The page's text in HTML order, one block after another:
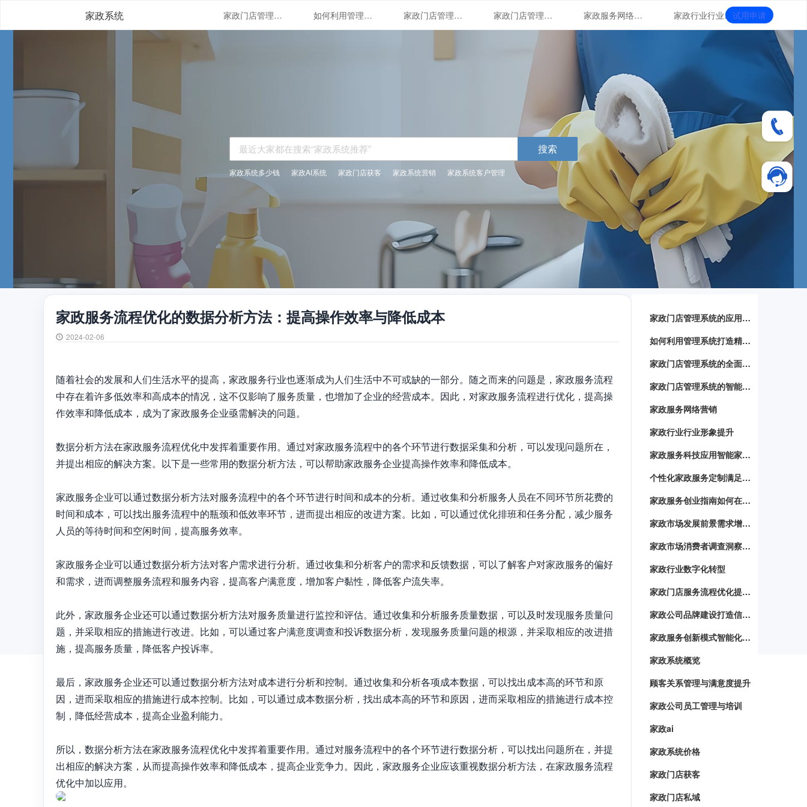
家政系统 家政门店管理系统的应用与优势 如何利用管理系统打造精细化家政服务 家政门店管理系统的全面解析 家政门店管理系统的智能化运用 家政服务网络营销 家政行业行业形象提升 试用申请
搜索
家政系统多少钱 家政AI系统 家政门店获客 家政系统营销 家政系统客户管理
家政服务流程优化的数据分析方法：提高操作效率与降低成本
2024-02-06
随着社会的发展和人们生活水平的提高，家政服务行业也逐渐成为人们生活中不可或缺的一部分。随之而来的问题是，家政服务流程
中存在着许多低效率和高成本的情况，这不仅影响了服务质量，也增加了企业的经营成本。因此，对家政服务流程进行优化，提高操
作效率和降低成本，成为了家政服务企业亟需解决的问题。
数据分析方法在家政服务流程优化中发挥着重要作用。通过对家政服务流程中的各个环节进行数据采集和分析，可以发现问题所在，
并提出相应的解决方案。以下是一些常用的数据分析方法，可以帮助家政服务企业提高操作效率和降低成本。
家政服务企业可以通过数据分析方法对服务流程中的各个环节进行时间和成本的分析。通过收集和分析服务人员在不同环节所花费的
时间和成本，可以找出服务流程中的瓶颈和低效率环节，进而提出相应的改进方案。比如，可以通过优化排班和任务分配，减少服务
人员的等待时间和空闲时间，提高服务效率。
家政服务企业可以通过数据分析方法对客户需求进行分析。通过收集和分析客户的需求和反馈数据，可以了解客户对家政服务的偏好
和需求，进而调整服务流程和服务内容，提高客户满意度，增加客户黏性，降低客户流失率。
此外，家政服务企业还可以通过数据分析方法对服务质量进行监控和评估。通过收集和分析服务质量数据，可以及时发现服务质量问
题，并采取相应的措施进行改进。比如，可以通过客户满意度调查和投诉数据分析，发现服务质量问题的根源，并采取相应的改进措
施，提高服务质量，降低客户投诉率。
最后，家政服务企业还可以通过数据分析方法对成本进行分析和控制。通过收集和分析各项成本数据，可以找出成本高的环节和原
因，进而采取相应的措施进行成本控制。比如，可以通过成本数据分析，找出成本高的环节和原因，进而采取相应的措施进行成本控
制，降低经营成本，提高企业盈利能力。
所以，数据分析方法在家政服务流程优化中发挥着重要作用。通过对服务流程中的各个环节进行数据分析，可以找出问题所在，并提
出相应的解决方案，从而提高操作效率和降低成本，提高企业竞争力。因此，家政服务企业应该重视数据分析方法，在家政服务流程
优化中加以应用。
家政门店管理系统的应用与优势
如何利用管理系统打造精细化家政服务
家政门店管理系统的全面解析
家政门店管理系统的智能化运用
家政服务网络营销
家政行业行业形象提升
家政服务科技应用智能家居设备助力家政服务提升效率
个性化家政服务定制满足不同家庭需求的定制化服务方案
家政服务创业指南如何在竞争激烈的市场中脱颖而出
家政市场发展前景需求增长背后的商机与挑战
家政市场消费者调查洞察顾客需求，优化服务体验
家政行业数字化转型
家政门店服务流程优化提升客户满意度与服务效率
家政公司品牌建设打造信赖与专业并重的家政服务品牌
家政服务创新模式智能化系统下的家务管理新趋势
家政系统概览
顾客关系管理与满意度提升
家政公司员工管理与培训
家政ai
家政系统价格
家政门店获客
家政门店私域